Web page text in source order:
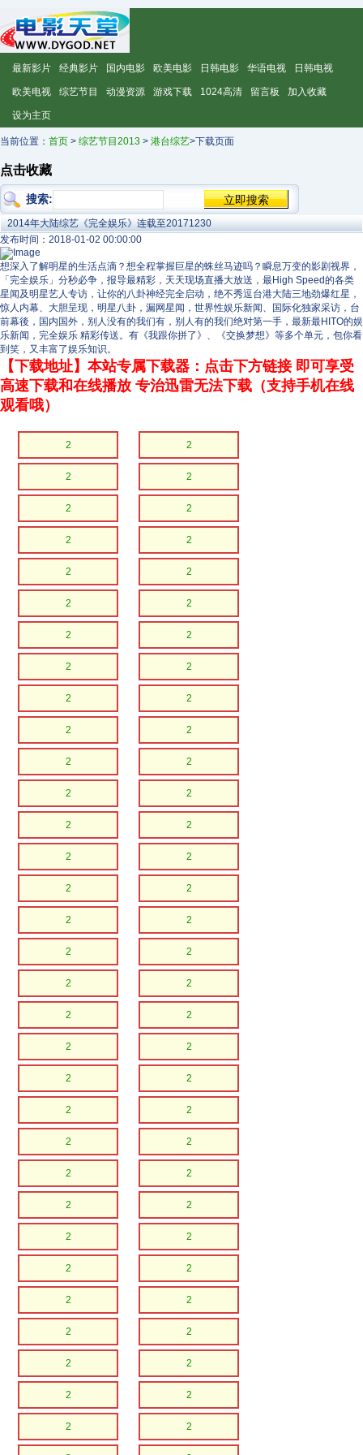
最新影片 经典影片 国内电影 欧美电影 日韩电影 华语电视 日韩电视
欧美电视 综艺节目 动漫资源 游戏下载 1024高清 留言板 加入收藏
设为主页
当前位置： 首页 > 综艺节目2013 > 港台综艺>下载页面
点击收藏
搜索:
2014年大陆综艺《完全娱乐》连载至20171230
发布时间：2018-01-02 00:00:00
想深入了解明星的生活点滴？想全程掌握巨星的蛛丝马迹吗？瞬息万变的影剧视界，
「完全娱乐」分秒必争，报导最精彩，天天现场直播大放送，最High Speed的各类
星闻及明星艺人专访，让你的八卦神经完全启动，绝不秀逗台港大陆三地劲爆红星，
惊人内幕、大胆呈现，明星八卦，漏网星闻，世界性娱乐新闻、国际化独家采访，台
前幕後，国内国外，别人没有的我们有，别人有的我们绝对第一手，最新最HITO的娱
乐新闻，完全娱乐 精彩传送。有《我跟你拼了》、《交换梦想》等多个单元，包你看
到笑，又丰富了娱乐知识。
【下载地址】本站专属下载器：点击下方链接 即可享受
高速下载和在线播放 专治迅雷无法下载（支持手机在线
观看哦）
2 2
2 2
2 2
2 2
2 2
2 2
2 2
2 2
2 2
2 2
2 2
2 2
2 2
2 2
2 2
2 2
2 2
2 2
2 2
2 2
2 2
2 2
2 2
2 2
2 2
2 2
2 2
2 2
2 2
2 2
2 2
2 2